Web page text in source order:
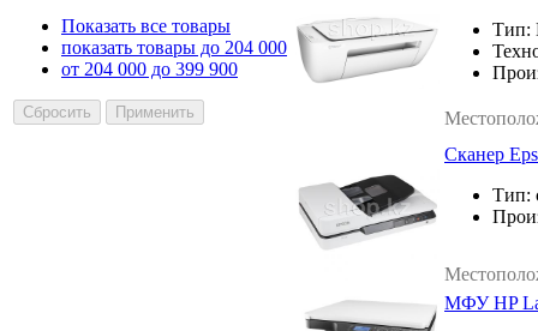
Показать все товары
показать товары до 204 000
от 204 000 до 399 900
Тип:
Сканер
Тип:
МФУ HP